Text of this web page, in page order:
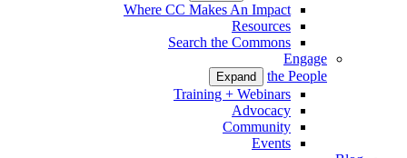
Where CC Makes An Impact
Resources
Search the Commons
Engage
the People
Expand
Training + Webinars
Advocacy
Community
Events